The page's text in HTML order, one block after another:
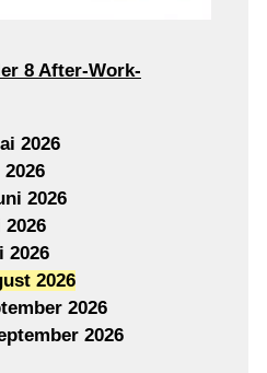
8 After-Work-
2026
2026
2026
2026
2026
2026